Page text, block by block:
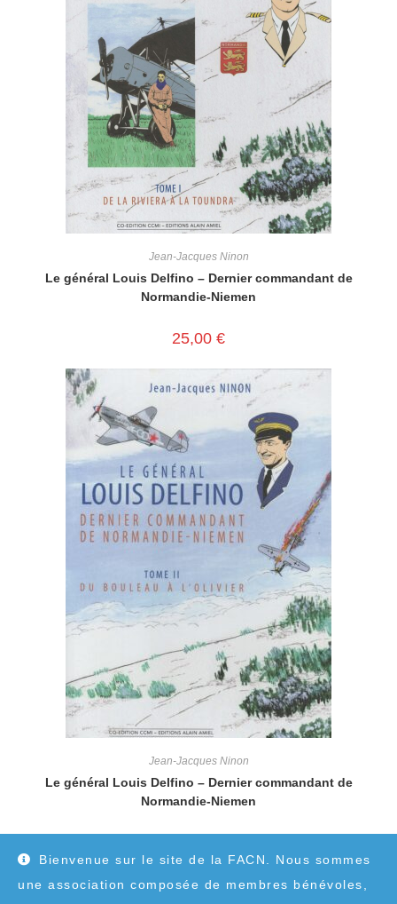
Bienvenue sur le site de la FACN. Nous sommes
une association composée de membres bénévoles,
Jean-Jacques Ninon
Le général Louis Delfino – Dernier commandant de
Normandie-Niemen
25,00 €
Jean-Jacques Ninon
Le général Louis Delfino – Dernier commandant de
Normandie-Niemen